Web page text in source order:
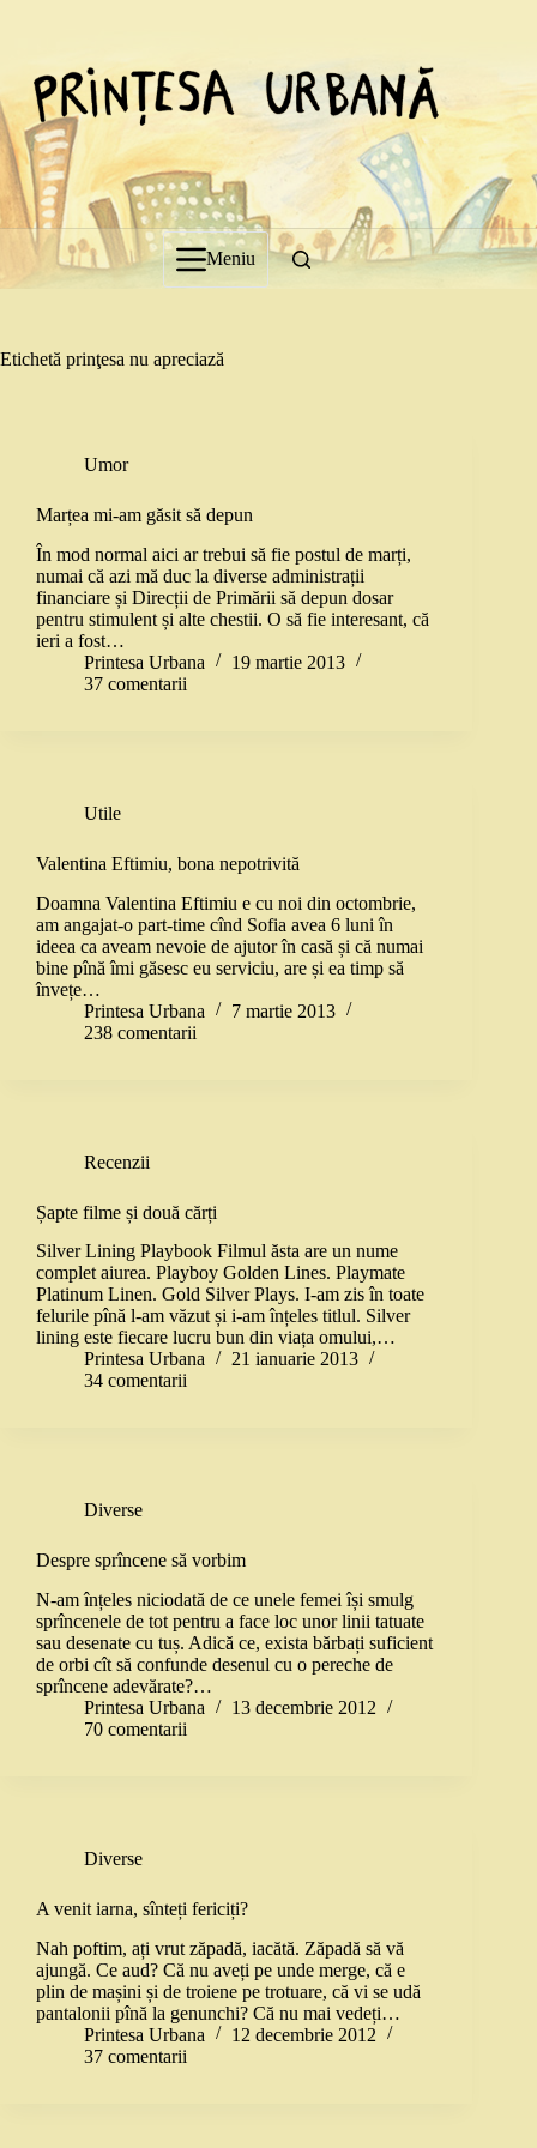
Meniu
Etichetă prinţesa nu apreciază
Umor
Marțea mi-am găsit să depun
În mod normal aici ar trebui să fie postul de marți,
numai că azi mă duc la diverse administrații
financiare și Direcții de Primării să depun dosar
pentru stimulent și alte chestii. O să fie interesant, că
ieri a fost…
Printesa Urbana
19 martie 2013
37 comentarii
Utile
Valentina Eftimiu, bona nepotrivită
Doamna Valentina Eftimiu e cu noi din octombrie,
am angajat-o part-time cînd Sofia avea 6 luni în
ideea ca aveam nevoie de ajutor în casă și că numai
bine pînă îmi găsesc eu serviciu, are și ea timp să
învețe…
Printesa Urbana
7 martie 2013
238 comentarii
Recenzii
Șapte filme și două cărți
Silver Lining Playbook Filmul ăsta are un nume
complet aiurea. Playboy Golden Lines. Playmate
Platinum Linen. Gold Silver Plays. I-am zis în toate
felurile pînă l-am văzut și i-am înțeles titlul. Silver
lining este fiecare lucru bun din viața omului,…
Printesa Urbana
21 ianuarie 2013
34 comentarii
Diverse
Despre sprîncene să vorbim
N-am înțeles niciodată de ce unele femei își smulg
sprîncenele de tot pentru a face loc unor linii tatuate
sau desenate cu tuș. Adică ce, exista bărbați suficient
de orbi cît să confunde desenul cu o pereche de
sprîncene adevărate?…
Printesa Urbana
13 decembrie 2012
70 comentarii
Diverse
A venit iarna, sînteți fericiți?
Nah poftim, ați vrut zăpadă, iacătă. Zăpadă să vă
ajungă. Ce aud? Că nu aveți pe unde merge, că e
plin de mașini și de troiene pe trotuare, că vi se udă
pantalonii pînă la genunchi? Că nu mai vedeți…
Printesa Urbana
12 decembrie 2012
37 comentarii